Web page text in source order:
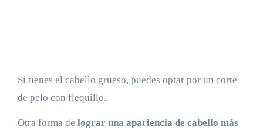
Si tienes el cabello grueso, puedes optar por un corte
de pelo con flequillo.
Otra forma de lograr una apariencia de cabello más